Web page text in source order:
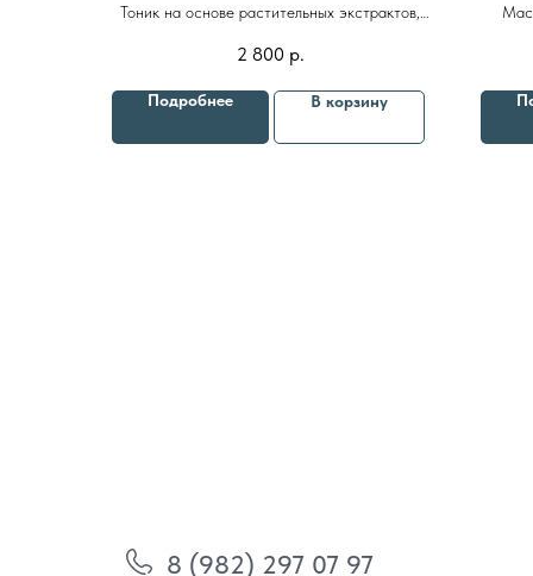
Тоник на основе растительных экстрактов,
комплексов, для глубокого увлажнения,
антиоксидантной защиты и регенерации
2 800 р.
Подробнее В корзину